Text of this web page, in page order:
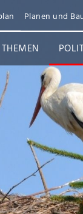
Planen und
THEMEN